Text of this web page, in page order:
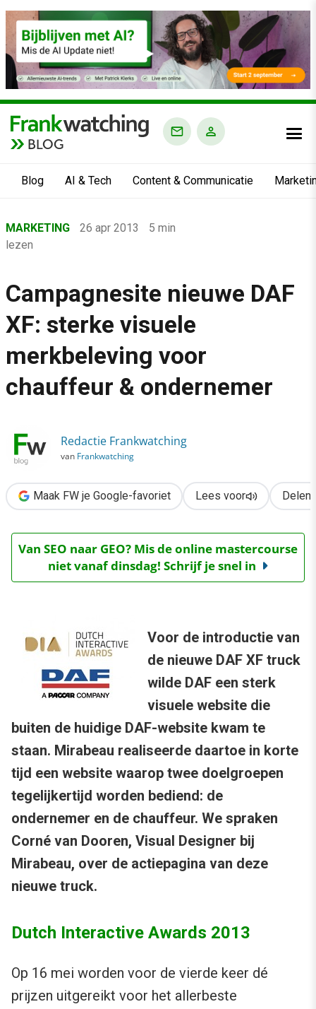
BLOG
Blog AI & Tech Content & Communicatie
›
Marketing
›
Campagnesite nieuwe DAF XF: sterke visuele merkbeleving
MARKETING 26 apr 2013
5 min
lezen
Campagnesite nieuwe DAF
XF: sterke visuele
merkbeleving voor
chauffeur & ondernemer
Redactie Frankwatching
van Frankwatching
Maak FW je Google-favoriet Lees voor Delen
Van SEO naar GEO? Mis de online mastercourse
niet vanaf dinsdag! Schrijf je snel in
Voor de introductie van
de nieuwe DAF XF truck
wilde DAF een sterk
visuele website die
buiten de huidige DAF-website kwam te
staan. Mirabeau realiseerde daartoe in korte
tijd een website waarop twee doelgroepen
tegelijkertijd worden bediend: de
ondernemer en de chauffeur. We spraken
Corné van Dooren, Visual Designer bij
Mirabeau, over de actiepagina van deze
nieuwe truck.
Dutch Interactive Awards 2013
Op 16 mei worden voor de vierde keer dé
prijzen uitgereikt voor het allerbeste